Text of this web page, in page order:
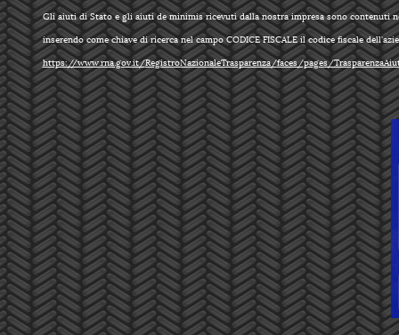
Gli aiuti di Stato e gli aiuti de minimis ricevuti dalla nostra impresa sono contenuti
inserendo come chiave di ricerca nel campo CODICE FISCALE il codice fiscale
https://www.rna.gov.it/RegistroNazionaleTrasparenza/faces/pages/